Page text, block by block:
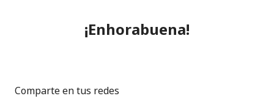
¡Enhorabuena!
Comparte en tus redes